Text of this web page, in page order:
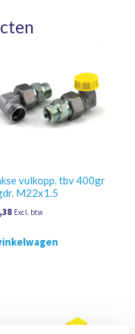
vulkopp. tbv 400gr
M22x1.5
Excl. btw